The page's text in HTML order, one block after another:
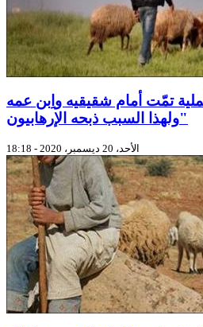
تمّت أمام شقيقيه واِبن عمه
ولهذا السبب ذبحه الإرهابيون"
الأحد، 20 ديسمبر، 2020 - 18:18